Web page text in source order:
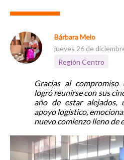
Bárbara Melo
jueves 26 de
Región Centro
Gracias al
logró reunirse con sus
año de estar alejados,
apoyo logístico,
nuevo comienzo lleno de